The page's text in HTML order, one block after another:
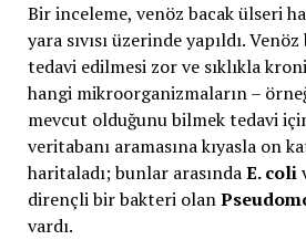
Bir inceleme, venöz bacak ülseri
yara sıvısı üzerinde yapıldı.
tedavi edilmesi zor ve sıklıkla
hangi mikroorganizmaların –
mevcut olduğunu bilmek tedavi
veritabanı aramasına kıyasla on
haritaladı; bunlar arasındaE. coli
dirençli bir bakteri olan
vardı.